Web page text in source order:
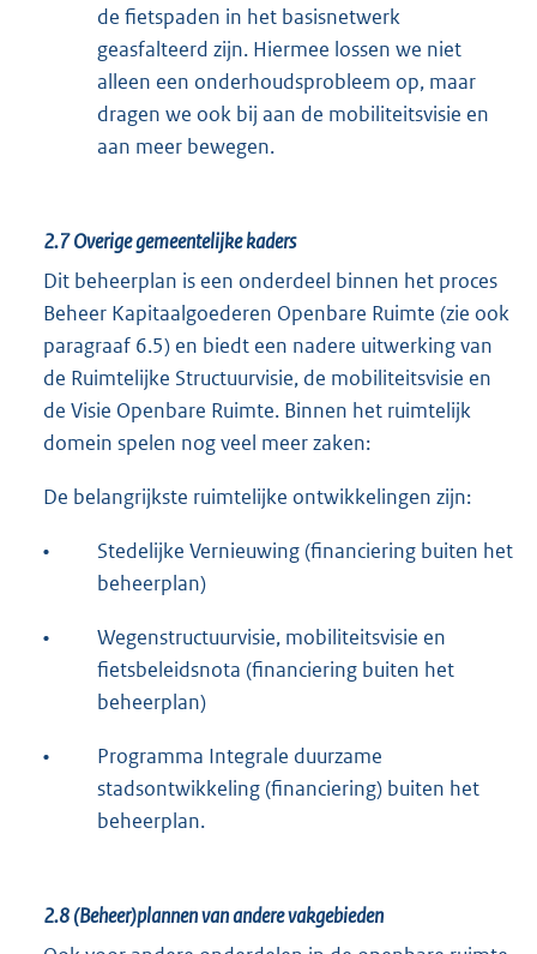
de fietspaden in het basisnetwerk
geasfalteerd zijn. Hiermee lossen we niet
alleen een onderhoudsprobleem op, maar
dragen we ook bij aan de mobiliteitsvisie en
aan meer bewegen.
2.7Overige gemeentelijke kaders
Dit beheerplan is een onderdeel binnen het proces
Beheer Kapitaalgoederen Openbare Ruimte (zie ook
paragraaf 6.5) en biedt een nadere uitwerking van
de Ruimtelijke Structuurvisie, de mobiliteitsvisie en
de Visie Openbare Ruimte. Binnen het ruimtelijk
domein spelen nog veel meer zaken:
De belangrijkste ruimtelijke ontwikkelingen zijn:
•
Stedelijke Vernieuwing (financiering buiten het
beheerplan)
•
Wegenstructuurvisie, mobiliteitsvisie en
fietsbeleidsnota (financiering buiten het
beheerplan)
•
Programma Integrale duurzame
stadsontwikkeling (financiering) buiten het
beheerplan.
2.8(Beheer)plannen van andere vakgebieden